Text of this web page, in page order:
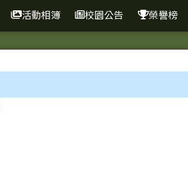
活動相簿 校園公告 榮譽榜